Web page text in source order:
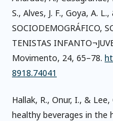
S., Alves, J. F., Goya, A.
SOCIODEMOGRÁFICO,
TENISTAS
Movimento, 24, 65–78.
8918.74041
Hallak, R., Onur, I., &
healthy beverages in the